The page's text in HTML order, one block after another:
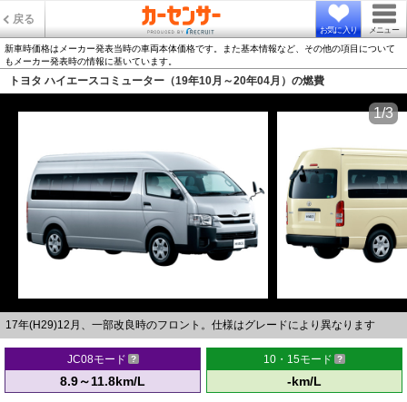
戻る
お気に入り メニュー
新車時価格はメーカー発表当時の車両本体価格です。また基本情報など、その他の項目について
もメーカー発表時の情報に基いています。
トヨタ ハイエースコミューター（19年10月～20年04月）の燃費
17年(H29)12月、一部改良時のフロント。仕様はグレードにより異なります
1/3
JC08モード
8.9～11.8km/L
10・15モード
-km/L